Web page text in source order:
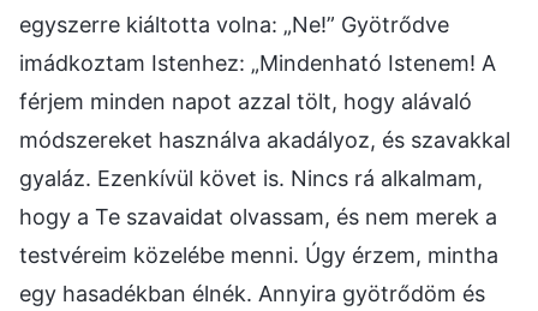
egyszerre kiáltotta volna: „Ne!” Gyötrődve
imádkoztam Istenhez: „Mindenható Istenem! A
férjem minden napot azzal tölt, hogy alávaló
módszereket használva akadályoz, és szavakkal
gyaláz. Ezenkívül követ is. Nincs rá alkalmam,
hogy a Te szavaidat olvassam, és nem merek a
testvéreim közelébe menni. Úgy érzem, mintha
egy hasadékban élnék. Annyira gyötrődöm és